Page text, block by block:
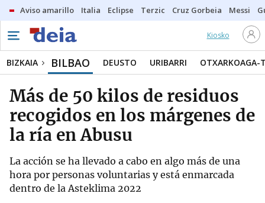
Aviso amarillo Italia Eclipse Terzic Cruz Gorbeia Messi
Kiosko
BIZKAIA BILBAO DEUSTO URIBARRI OTXARKOAGA-
Más de 50 kilos de residuos
recogidos en los márgenes de
la ría en Abusu
La acción se ha llevado a cabo en algo más de una
hora por personas voluntarias y está enmarcada
dentro de la Asteklima 2022